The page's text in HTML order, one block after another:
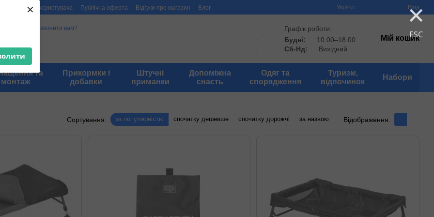
× ×
ESC
Угода користувача Публічна оферта Відгуки про магазин Блог Укр Рус Вхід
Передзвонити вам?
Графік роботи:
Будні:
10:00–18:00
Сб-Нд:
Вихідний
Мій кошик
та
монтаж
Прикормки і
добавки
Штучні
приманки
Допоміжна
снасть
Одяг та
спорядження
Туризм,
відпочинок
Набори
Сортування: за популярністю спочатку дешевше спочатку дорожчі за назвою Відображення: